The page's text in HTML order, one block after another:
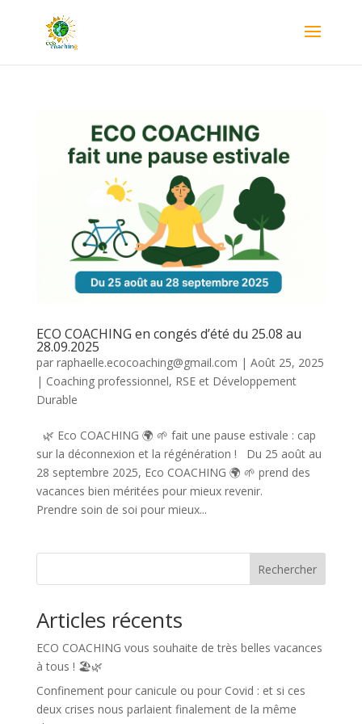
ECO COACHING en congés d’été du 25.08 au
28.09.2025
par raphaelle.ecocoaching@gmail.com | Août 25, 2025
| Coaching professionnel, RSE et Développement
Durable
🌿 Eco COACHING 🌍 🌱 fait une pause estivale : cap
sur la déconnexion et la régénération ! Du 25 août au
28 septembre 2025, Eco COACHING 🌍 🌱 prend des
vacances bien méritées pour mieux revenir.
Prendre soin de soi pour mieux...
Rechercher
Articles récents
ECO COACHING vous souhaite de très belles vacances
à tous ! 🏖️🌿
Confinement pour canicule ou pour Covid : et si ces
deux crises nous parlaient finalement de la même